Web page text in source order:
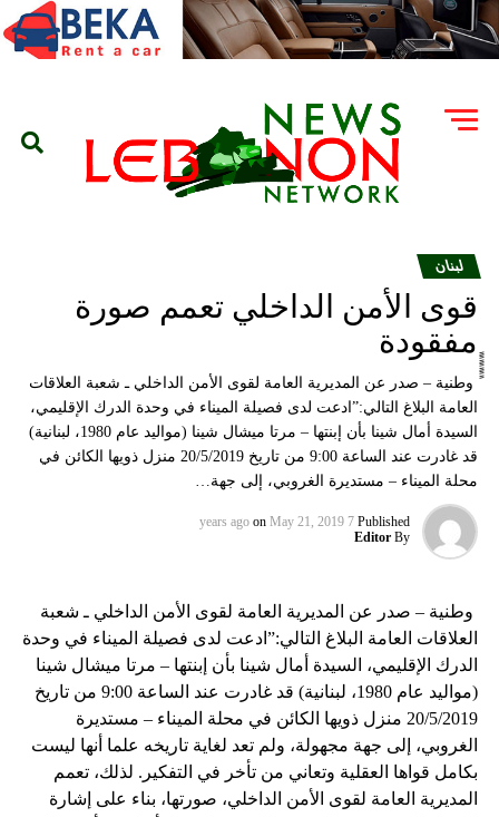
لبنان
قوى الأمن الداخلي تعمم صورة
مفقودة
ًًًًًًً وطنية – صدر عن المديرية العامة لقوى الأمن الداخلي ـ شعبة العلاقات
العامة البلاغ التالي:”ادعت لدى فصيلة الميناء في وحدة الدرك الإقليمي،
السيدة أمال شينا بأن إبنتها – مرتا ميشال شينا (مواليد عام 1980، لبنانية)
قد غادرت عند الساعة 9:00 من تاريخ 20/5/2019 منزل ذويها الكائن في
محلة الميناء – مستديرة الغروبي، إلى جهة…
Published
7 years ago
on May 21, 2019
By
Editor
ًًًًًًً وطنية – صدر عن المديرية العامة لقوى الأمن الداخلي ـ شعبة
العلاقات العامة البلاغ التالي:”ادعت لدى فصيلة الميناء في وحدة
الدرك الإقليمي، السيدة أمال شينا بأن إبنتها – مرتا ميشال شينا
(مواليد عام 1980، لبنانية) قد غادرت عند الساعة 9:00 من تاريخ
20/5/2019 منزل ذويها الكائن في محلة الميناء – مستديرة
الغروبي، إلى جهة مجهولة، ولم تعد لغاية تاريخه علما أنها ليست
بكامل قواها العقلية وتعاني من تأخر في التفكير. لذلك، تعمم
المديرية العامة لقوى الأمن الداخلي، صورتها، بناء على إشارة